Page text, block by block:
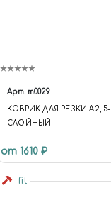
Арт. m0029
КОВРИК ДЛЯ РЕЗКИ А2, 5-
СЛОЙНЫЙ
от 1610 ₽
fit